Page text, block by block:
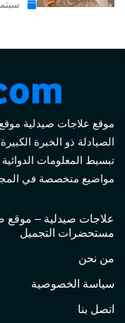
سبتمبر 22,
موقع علاجات صيدلية
الصيادلة ذو الخبرة
تبسيط المعلومات
مواضيع متخصصة في
علاجات صيدلية – موقع
مستحضرات التجميل
من نحن
سياسة الخصوصية
اتصل بنا